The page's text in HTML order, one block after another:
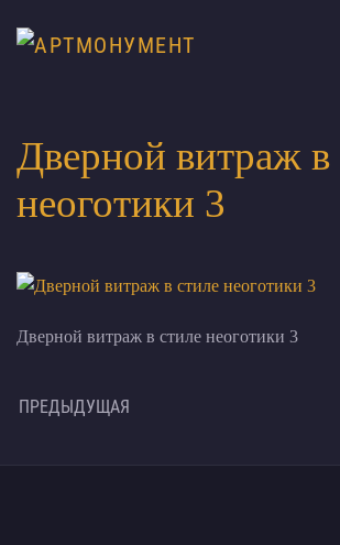
Дверной витраж в
неоготики 3
Дверной витраж в стиле неоготики 3
ПРЕДЫДУЩАЯ